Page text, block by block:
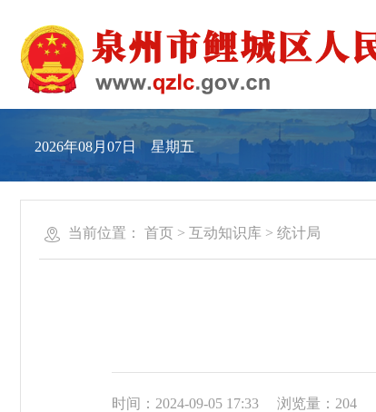
2026年08月07日 星期五
当前位置： 首页 > 互动知识库 > 统计局
时间：2024-09-05 17:33 浏览量： 204